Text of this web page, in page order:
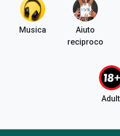
Musica
Aiuto
reciproco